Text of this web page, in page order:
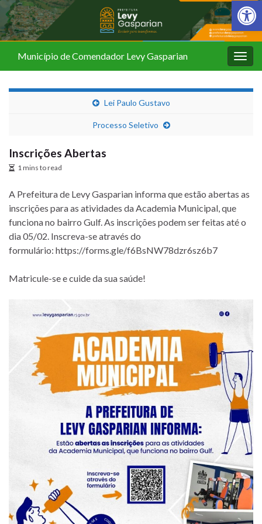
Barra de
Município de Comendador Levy Gasparian
Lei Paulo Gustavo
Processo Seletivo
Inscrições Abertas
1 mins to read
A Prefeitura de Levy Gasparian informa que estão abertas as
inscrições para as atividades da Academia Municipal, que
funciona no bairro Gulf. As inscrições podem ser feitas até o
dia 05/02. Inscreva-se através do
formulário: https://forms.gle/f6BsNW78dzr6sz6b7
Matricule-se e cuide da sua saúde!